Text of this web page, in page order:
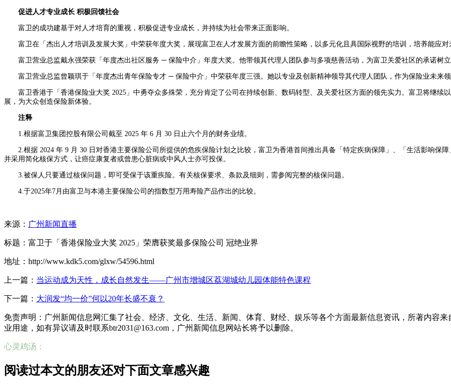
促进人才专业成长 积极回馈社会
富卫的成功建基于对人才培育的重视，积极促进专业成长，并持续为社会带来正面影响。
富卫在「杰出人才培训及发展大奖」中荣获年度大奖，展现富卫在人才发展方面的前瞻性策略，以多元化且具国际视野的培训，培养能应对
富卫营业总监戴永强荣获「年度杰出社区服务 ─ 保险中介」年度大奖。他带领其代理人团队参与多项慈善活动，为富卫关爱社区的承诺树
富卫营业总监曾颖琪于「年度杰出青年保险专才 ─ 保险中介」中荣获年度三强。她以专业及创新精神领导其代理人团队，作为保险业未来领
富卫香港于「香港保险业大奖 2025」中勇夺众多殊荣，充分肯定了公司在持续创新、数码转型、及关爱社区方面的领先实力。富卫将继续
展，为大众创造保险新体验。
注释
1.根据富卫集团控股有限公司截至 2025 年 6 月 30 日止六个月的财务业绩。
2.根据 2024 年 9 月 30 日对香港主要保险公司所提供的危疾保险计划之比较，富卫为香港首间推出具备「特定疾病保障」、「生活影响保
并采用简化核保方式，让癌症康复者或曾患心脏病或中风人士亦可投保。
3.被保人只要通过核保问题，即可受保于该重疾险。有关核保要求、条款及细则，需参阅完整的核保问题。
4.于2025年7月由富卫与本港主要保险公司的指数型万用寿险产品作出的比较。
来源： 广州新闻直播
标题：富卫于「香港保险业大奖 2025」荣膺获奖最多保险公司 冠绝业界
地址：http://www.kdk5.com/glxw/54596.html
上一篇： 当运动成为天性，成长自然发生——广州市增城区荔湖城幼儿园体能特色课程
下一篇： 大润发“均一价”何以20年长盛不衰？
免责声明：广州新闻信息网汇集了社会、经济、文化、生活、新闻、体育、财经、娱乐等各个方面最新信息资讯，所著内容
业用途，如有异议请及时联系btr2031@163.com，广州新闻信息网站长将予以删除。
心灵鸡汤：
阅读过本文的朋友还对下面文章感兴趣